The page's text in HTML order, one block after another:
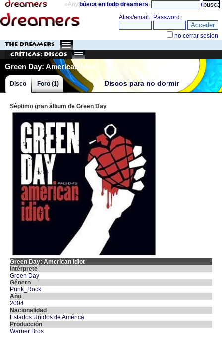
«Anything can happen and it probably will» directorio
búsca en todo dreamers
THE DREAMERS
Críticas: Discos
Green Day: American Idiot
Discos para no dormir
Disco Foro (1)
Séptimo gran álbum de Green Day
Green Day: American Idiot
Intérprete
Green Day
Género
Punk_Rock
Año
2004
Nacionalidad
Estados Unidos de América
Producción
Warner Bros